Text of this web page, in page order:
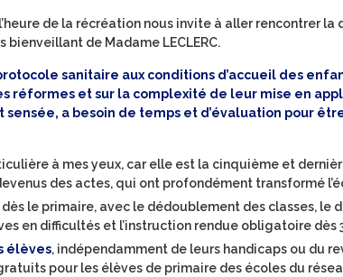
de la récréation nous invite à aller rencontrer la
bienveillant de Madame LECLERC.
sanitaire aux conditions d’accueil des
réformes et sur la complexité de leur mise en
a besoin de temps et d’évaluation pour
à mes yeux, car elle est la cinquième et
des actes, qui ont profondément transformé
dès le primaire, avec le dédoublement des classes, le
en difficultés et l’instruction rendue obligatoire dès 3
élèves, indépendamment de leurs handicaps ou du
pour les élèves de primaire des écoles du